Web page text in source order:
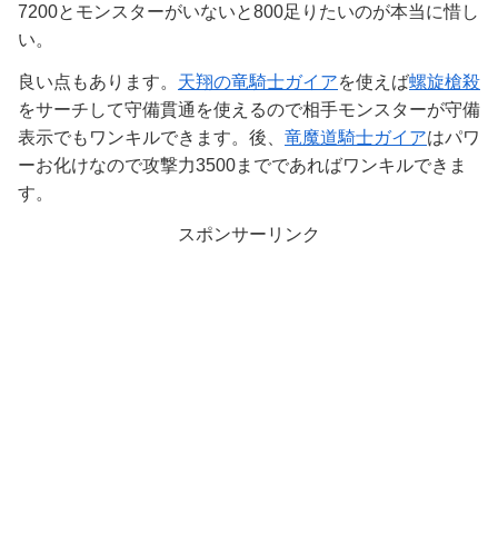
7200とモンスターがいないと800足りたいのが本当に惜し
い。
良い点もあります。 天翔の竜騎士ガイアを使えば螺旋槍殺
をサーチして守備貫通を使えるので相手モンスターが守備
表示でもワンキルできます。後、 竜魔道騎士ガイアはパワ
ーお化けなので攻撃力3500までであればワンキルできま
す。
スポンサーリンク